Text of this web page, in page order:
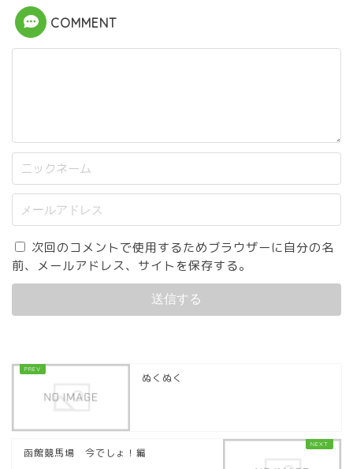
COMMENT
次回のコメントで使用するためブラウザーに自分の名
前、メールアドレス、サイトを保存する。
ぬくぬく
函館競馬場 今でしょ！編